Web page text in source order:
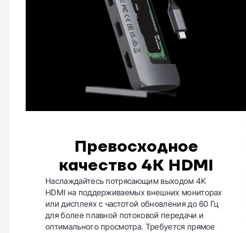
Превосходное
качество 4K HDMI
Наслаждайтесь потрясающим выходом 4K
HDMI на поддерживаемых внешних мониторах
или дисплеях с частотой обновления до 60 Гц
для более плавной потоковой передачи и
оптимального просмотра. Требуется прямое